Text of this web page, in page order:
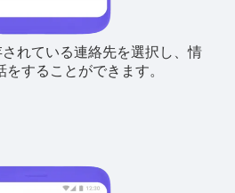
れている連絡先を選択し、情
することができます。